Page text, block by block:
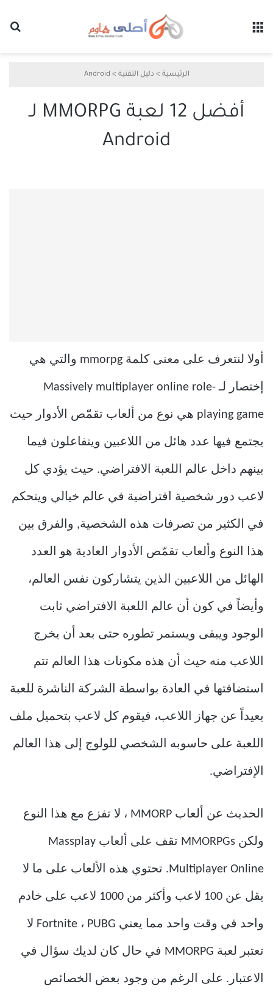
الرئيسية > دليل التقنية >
Android
أفضل 12 لعبة MMORPG لـ
Android
أولا لنتعرف على معنى كلمة mmorpg والتي هي
إختصار لـ Massively multiplayer online role-
playing game هي نوع من ألعاب تقمّص الأدوار حيث
يجتمع فيها عدد هائل من اللاعبين ويتفاعلون فيما
بينهم داخل عالم اللعبة الافتراضي. حيث يؤدي كل
لاعب دور شخصية افتراضية في عالم خيالي ويتحكم
في الكثير من تصرفات هذه الشخصية, والفرق بين
هذا النوع وألعاب تقمّص الأدوار العادية هو العدد
الهائل من اللاعبين الذين يتشاركون نفس العالم،
وأيضاً في كون أن عالم اللعبة الافتراضي ثابت
الوجود ويبقى ويستمر تطوره حتى بعد أن يخرج
اللاعب منه حيث أن هذه مكونات هذا العالم تتم
استضافتها في العادة بواسطة الشركة الناشرة للعبة
بعيداً عن جهاز اللاعب، فيقوم كل لاعب بتحميل ملف
اللعبة على حاسوبه الشخصي للولوج إلى هذا العالم
الإفتراضي.
الحديث عن ألعاب MMORP ، لا تفزع مع هذا النوع
ولكن MMORPGs تقف على ألعاب Massplay
Multiplayer Online. تحتوي هذه الألعاب على ما لا
يقل عن 100 لاعب وأكثر من 1000 لاعب على خادم
واحد في وقت واحد مما يعني Fortnite ، PUBG لا
تعتبر لعبة MMORPG في حال كان لديك سؤال في
الاعتبار. على الرغم من وجود بعض الخصائص